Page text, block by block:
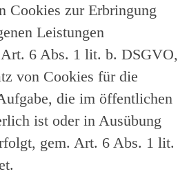
Cookies zur Erbringung
Leistungen
6 Abs. 1 lit. b. DSGVO,
von Cookies für die
die im öffentlichen
ist oder in Ausübung
gem. Art. 6 Abs. 1 lit.